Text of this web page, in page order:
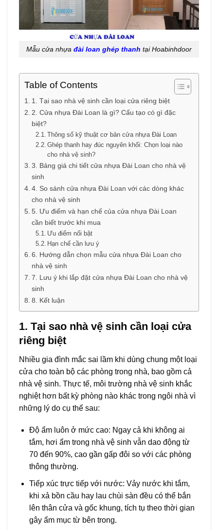
Mẫu cửa nhựa đài loan ghép thanh tại Hoabinhdoor
Table of Contents
1. Tại sao nhà vệ sinh cần loại cửa riêng biệt
2. Cửa nhựa Đài Loan là gì? Cấu tạo có gì đặc
biệt?
Thông số kỹ thuật cơ bản cửa nhựa Đài Loan
Ghép thanh hay đúc nguyên khối: Chọn loại nào
cho nhà vệ sinh?
3. Bảng giá chi tiết cửa nhựa Đài Loan cho nhà vệ
sinh
4. So sánh cửa nhựa Đài Loan với các dòng khác
cho nhà vệ sinh
5. Ưu điểm và hạn chế của cửa nhựa Đài Loan
cần biết trước khi mua
Ưu điểm nổi bật
Hạn chế cần lưu ý
6. Hướng dẫn chọn mẫu cửa nhựa Đài Loan cho
nhà vệ sinh
7. Lưu ý khi lắp đặt cửa nhựa Đài Loan cho nhà vệ
sinh
8. Kết luận
1. Tại sao nhà vệ sinh cần loại cửa
riêng biệt
Nhiều gia đình mắc sai lầm khi dùng chung một loại
cửa cho toàn bộ các phòng trong nhà, bao gồm cả
nhà vệ sinh. Thực tế, môi trường nhà vệ sinh khắc
nghiệt hơn bất kỳ phòng nào khác trong ngôi nhà vì
những lý do cụ thể sau:
Độ ẩm luôn ở mức cao: Ngay cả khi không ai
tắm, hơi ẩm trong nhà vệ sinh vẫn dao động từ
70 đến 90%, cao gần gấp đôi so với các phòng
thông thường.
Tiếp xúc trực tiếp với nước: Vảy nước khi tắm,
khi xả bồn cầu hay lau chùi sàn đều có thể bắn
lên thân cửa và gốc khung, tích tụ theo thời gian
gây ẩm mục từ bên trong.